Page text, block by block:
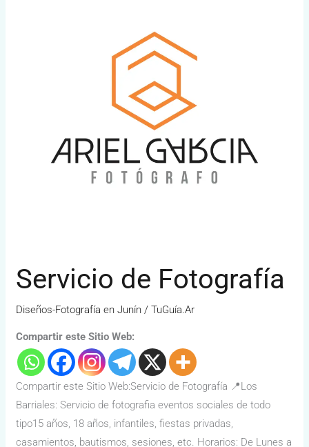
Servicio de Fotografía
Diseños-Fotografía en Junín /TuGuía.Ar
Compartir este Sitio Web:
Compartir este Sitio Web:Servicio de Fotografía 📍Los
Barriales: Servicio de fotografia eventos sociales de todo
tipo15 años, 18 años, infantiles, fiestas privadas,
casamientos, bautismos, sesiones, etc. Horarios: De Lunes a